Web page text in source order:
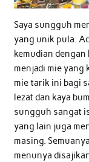
Saya sungguh
yang unik pula.
kemudian
menjadi mie yang
mie tarik ini bagi
lezat dan kaya
sungguh sangat
yang lain juga
masing.
menunya